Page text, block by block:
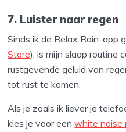
7. Luister naar regen
Sinds ik de Relax Rain-app
Store), is mijn slaap routine
rustgevende geluid van
tot rust te komen.
Als je zoals ik liever je
kies je voor eenwhite noise